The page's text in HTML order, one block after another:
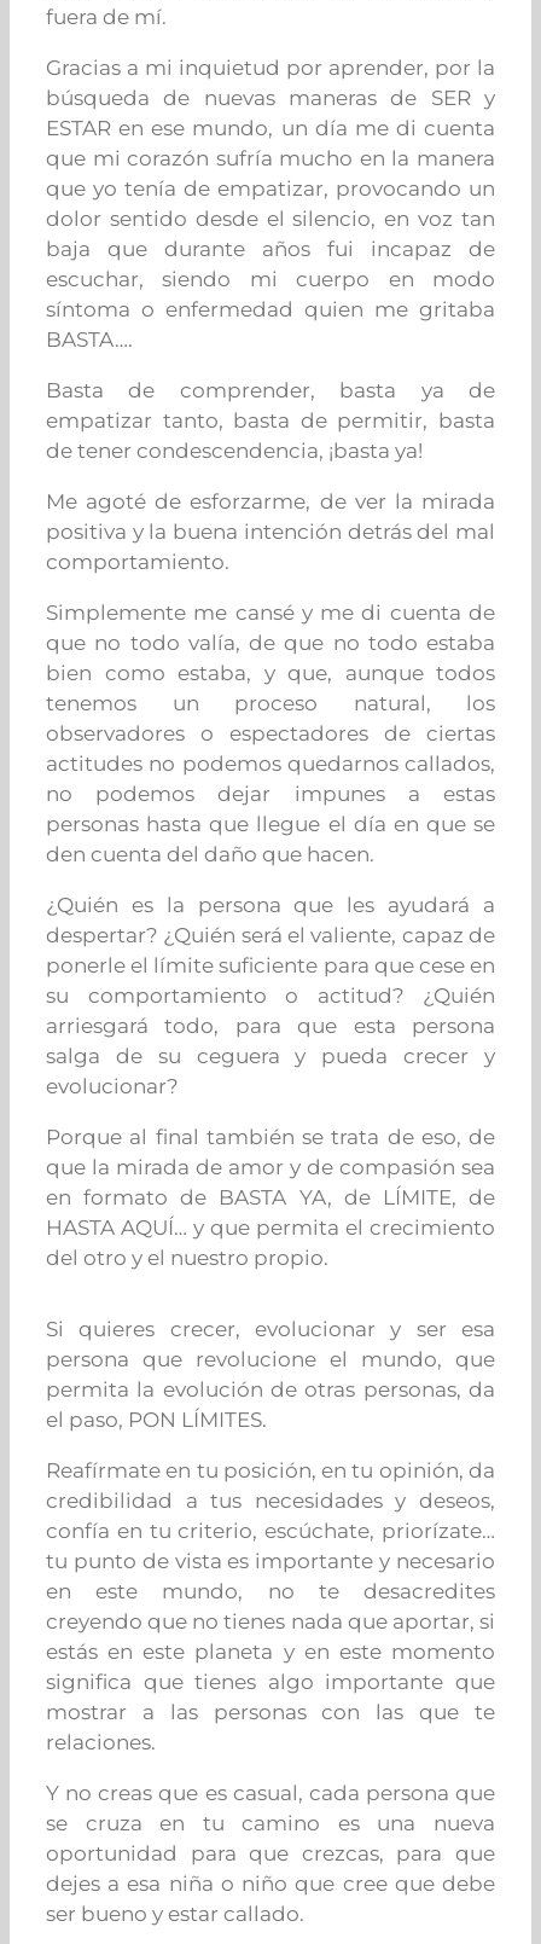
fuera de mí.
Gracias a mi inquietud por aprender, por la
búsqueda de nuevas maneras de SER y
ESTAR en ese mundo, un día me di cuenta
que mi corazón sufría mucho en la manera
que yo tenía de empatizar, provocando un
dolor sentido desde el silencio, en voz tan
baja que durante años fui incapaz de
escuchar, siendo mi cuerpo en modo
síntoma o enfermedad quien me gritaba
BASTA….
Basta de comprender, basta ya de
empatizar tanto, basta de permitir, basta
de tener condescendencia, ¡basta ya!
Me agoté de esforzarme, de ver la mirada
positiva y la buena intención detrás del mal
comportamiento.
Simplemente me cansé y me di cuenta de
que no todo valía, de que no todo estaba
bien como estaba, y que, aunque todos
tenemos un proceso natural, los
observadores o espectadores de ciertas
actitudes no podemos quedarnos callados,
no podemos dejar impunes a estas
personas hasta que llegue el día en que se
den cuenta del daño que hacen.
¿Quién es la persona que les ayudará a
despertar? ¿Quién será el valiente, capaz de
ponerle el límite suficiente para que cese en
su comportamiento o actitud? ¿Quién
arriesgará todo, para que esta persona
salga de su ceguera y pueda crecer y
evolucionar?
Porque al final también se trata de eso, de
que la mirada de amor y de compasión sea
en formato de BASTA YA, de LÍMITE, de
HASTA AQUÍ… y que permita el crecimiento
del otro y el nuestro propio.
Si quieres crecer, evolucionar y ser esa
persona que revolucione el mundo, que
permita la evolución de otras personas, da
el paso, PON LÍMITES.
Reafírmate en tu posición, en tu opinión, da
credibilidad a tus necesidades y deseos,
confía en tu criterio, escúchate, priorízate…
tu punto de vista es importante y necesario
en este mundo, no te desacredites
creyendo que no tienes nada que aportar, si
estás en este planeta y en este momento
significa que tienes algo importante que
mostrar a las personas con las que te
relaciones.
Y no creas que es casual, cada persona que
se cruza en tu camino es una nueva
oportunidad para que crezcas, para que
dejes a esa niña o niño que cree que debe
ser bueno y estar callado.